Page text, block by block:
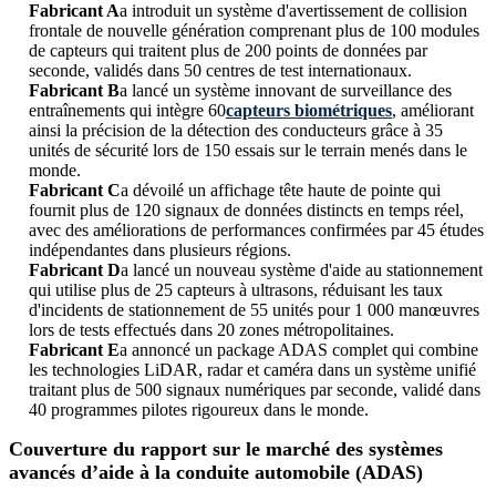
Fabricant Aa introduit un système d'avertissement de collision
frontale de nouvelle génération comprenant plus de 100 modules
de capteurs qui traitent plus de 200 points de données par
seconde, validés dans 50 centres de test internationaux.
Fabricant Ba lancé un système innovant de surveillance des
entraînements qui intègre 60capteurs biométriques, améliorant
ainsi la précision de la détection des conducteurs grâce à 35
unités de sécurité lors de 150 essais sur le terrain menés dans le
monde.
Fabricant Ca dévoilé un affichage tête haute de pointe qui
fournit plus de 120 signaux de données distincts en temps réel,
avec des améliorations de performances confirmées par 45 études
indépendantes dans plusieurs régions.
Fabricant Da lancé un nouveau système d'aide au stationnement
qui utilise plus de 25 capteurs à ultrasons, réduisant les taux
d'incidents de stationnement de 55 unités pour 1 000 manœuvres
lors de tests effectués dans 20 zones métropolitaines.
Fabricant Ea annoncé un package ADAS complet qui combine
les technologies LiDAR, radar et caméra dans un système unifié
traitant plus de 500 signaux numériques par seconde, validé dans
40 programmes pilotes rigoureux dans le monde.
Couverture du rapport sur le marché des systèmes
avancés d’aide à la conduite automobile (ADAS)